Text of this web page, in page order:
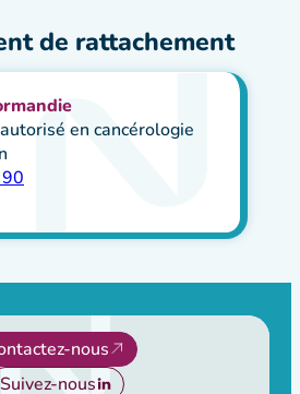
de rattachement
en cancérologie
nous
Suivez-nous